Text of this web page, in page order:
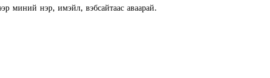
миний нэр, имэйл, вэбсайтаас аваарай.